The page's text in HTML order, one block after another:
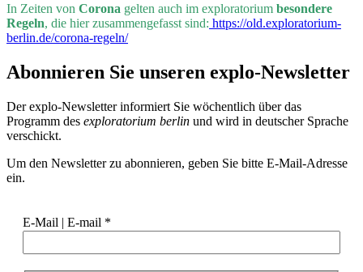
In Zeiten von Corona gelten auch im exploratorium besondere
Regeln, die hier zusammengefasst sind: https://old.exploratorium-
berlin.de/corona-regeln/
Abonnieren Sie unseren explo-Newsletter
Der explo-Newsletter informiert Sie wöchentlich über das
Programm des exploratorium berlin und wird in deutscher Sprache
verschickt.
Um den Newsletter zu abonnieren, geben Sie bitte E-Mail-Adresse
ein.
E-Mail | E-mail *